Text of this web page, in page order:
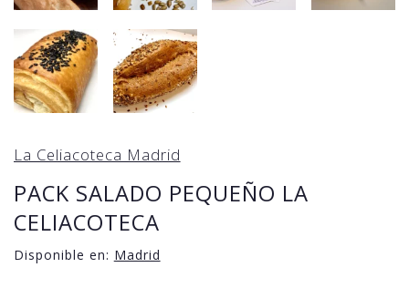
La Celiacoteca Madrid
PACK SALADO PEQUEÑO LA
CELIACOTECA
Disponible en: Madrid